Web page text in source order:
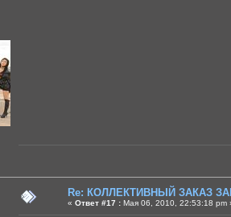
Re: КОЛЛЕКТИВНЫЙ ЗАКАЗ
« Ответ #17 : Мая 06, 2010, 22:53:18 pm